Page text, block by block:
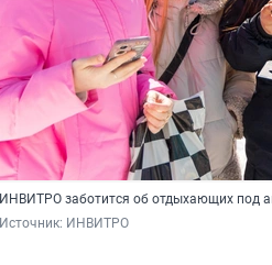
ИНВИТРО заботится об отдыхающих под
Источник: ИНВИТРО